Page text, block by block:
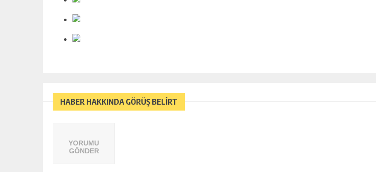
HABER HAKKINDA GÖRÜŞ BELİRT
YORUMU
GÖNDER